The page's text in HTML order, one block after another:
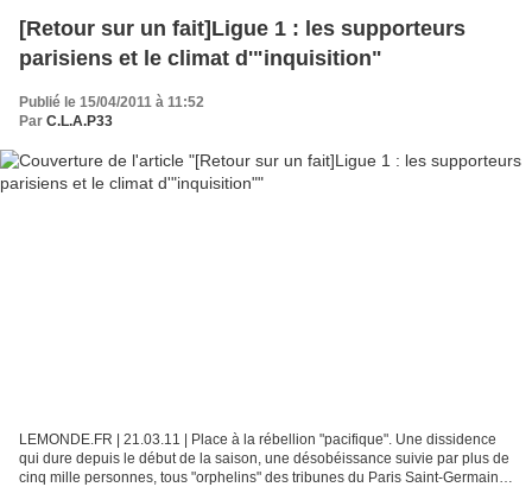
[Retour sur un fait]Ligue 1 : les supporteurs
parisiens et le climat d'"inquisition"
Publié le 15/04/2011 à 11:52
Par C.L.A.P33
LEMONDE.FR | 21.03.11 | Place à la rébellion "pacifique". Une dissidence
qui dure depuis le début de la saison, une désobéissance suivie par plus de
cinq mille personnes, tous "orphelins" des tribunes du Paris Saint-Germain.